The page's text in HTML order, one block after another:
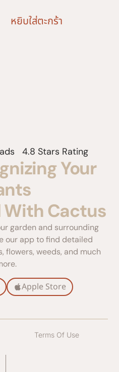
หยิบใส่ตะกร้า
4.8 Stars Rating
Your
Cactus
garden and surrounding
our app to find detailed
flowers, weeds, and much
Apple Store
Terms Of Use